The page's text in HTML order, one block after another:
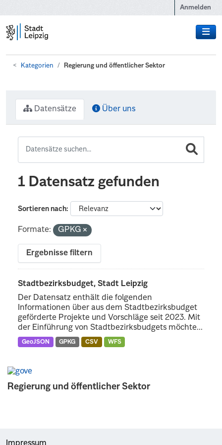
Anmelden
Kategorien Regierung und öffentlicher Sektor
Regierung und öffentlicher Sektor
Datensätze Über uns
1 Datensatz gefunden
Sortieren nach
Formate: GPKG
Ergebnisse filtern
Stadtbezirksbudget, Stadt Leipzig
Der Datensatz enthält die folgenden
Informationen über aus dem Stadtbezirksbudget
geförderte Projekte und Vorschläge seit 2023. Mit
der Einführung von Stadtbezirksbudgets möchte...
GeoJSON GPKG CSV WFS